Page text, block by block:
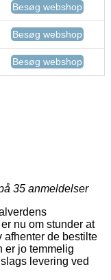
Besøg webshop
Besøg webshop
Besøg webshop
35 anmeldelser
nu om stunder at
afhenter de bestilte
er jo temmelig
levering ved